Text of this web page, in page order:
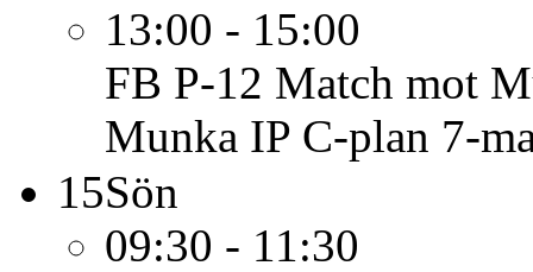
13:00 - 15:00
FB P-12 Match mot
Munka IP C-plan 7-
15Sön
09:30 - 11:30